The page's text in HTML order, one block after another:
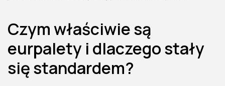
Czym właściwie są
eurpalety i dlaczego stały
się standardem?